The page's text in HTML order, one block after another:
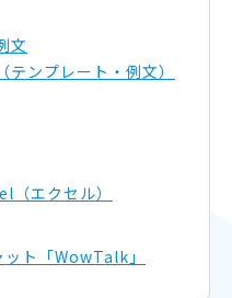
文
ンプレート・例文）
エクセル）
ト「WowTalk」